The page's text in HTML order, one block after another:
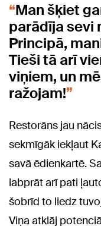
Man šķiet
parādīja sevi
Principā,
Tieši tā arī
viņiem, un
ražojam!
Restorāns jau
sekmīgāk iekļaut
savā ēdienkartē.
labprāt arī pati
šobrīd to liedz
Viņa atklāj